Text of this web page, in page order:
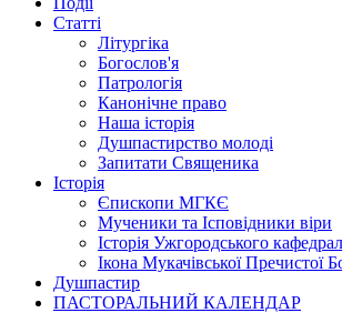
Статті
Літургіка
Богослов'я
Патрологія
Канонічне право
Наша історія
Душпастирство молоді
Запитати Священика
Історія
Єпископи МГКЄ
Мученики та Ісповідники віри
Історія Ужгородського
Ікона Мукачівської Пречистої
Душпастир
ПАСТОРАЛЬНИЙ КАЛЕНДАР